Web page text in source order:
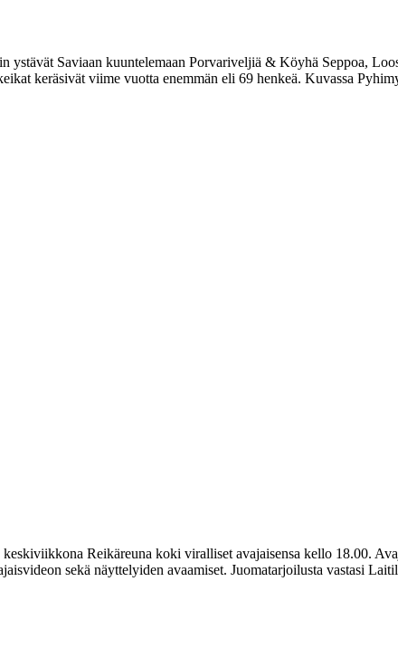
ystävät Saviaan kuuntelemaan Porvariveljiä & Köyhä Seppoa,
keräsivät viime vuotta enemmän eli 69 henkeä. Kuvassa
keskiviikkona Reikäreuna koki viralliset avajaisensa kello 18.00.
sekä näyttelyiden avaamiset. Juomatarjoilusta vastasi